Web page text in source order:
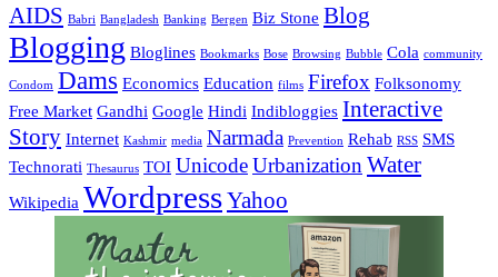
AIDS Babri Bangladesh Banking Bergen Biz Stone Blog
Blogging Bloglines Bookmarks Bose Browsing Bubble Cola community
Condom Dams Economics Education films Firefox Folksonomy
Free Market Gandhi Google Hindi Indibloggies Interactive
Story Internet Kashmir media Narmada Prevention Rehab RSS SMS
Technorati Thesaurus TOI UnicodeUrbanization Water
Wikipedia WordpressYahoo